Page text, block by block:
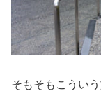
そもそもこうい